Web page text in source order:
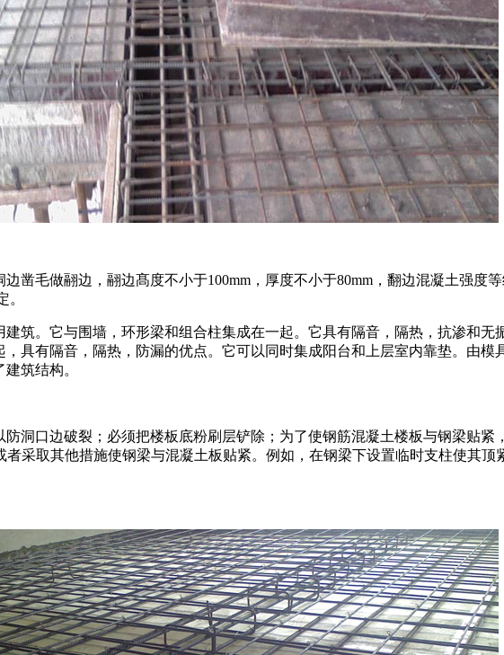
凿毛做翮边，翮边髙度不小于100mm，厚度不小于80mm，翻边混凝土强度
。
筑。它与围墙，环形梁和组合柱集成在一起。它具有隔音，隔热，抗渗和
具有隔音，隔热，防漏的优点。它可以同时集成阳台和上层室内靠垫。由
筑结构。
洞口边破裂；必须把楼板底粉刷层铲除；为了使钢筋混凝土楼板与钢梁贴紧
者采取其他措施使钢梁与混凝土板贴紧。例如，在钢梁下设置临时支柱使其